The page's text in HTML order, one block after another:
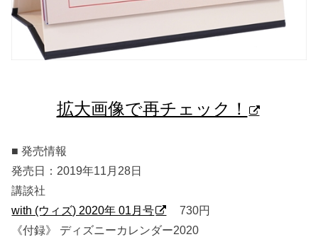
拡大画像で再チェック！
■ 発売情報
発売日：2019年11月28日
講談社
with (ウィズ) 2020年 01月号
730円
《付録》 ディズニーカレンダー2020